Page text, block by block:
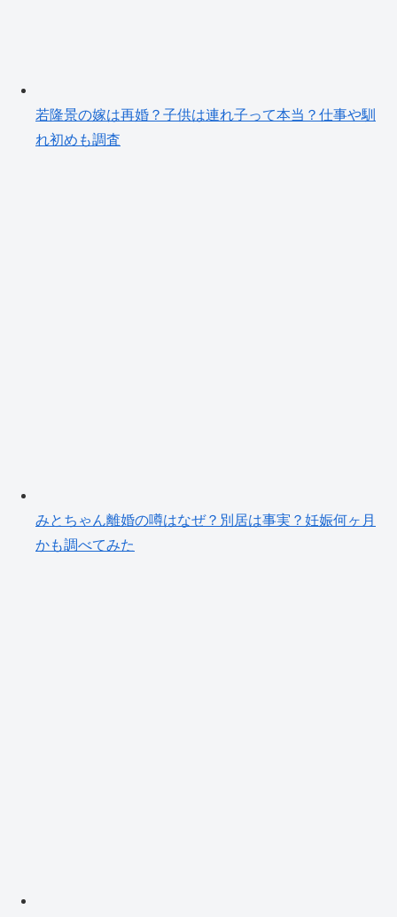
若隆景の嫁は再婚？子供は連れ子って本当？仕事や馴
れ初めも調査
みとちゃん離婚の噂はなぜ？別居は事実？妊娠何ヶ月
かも調べてみた